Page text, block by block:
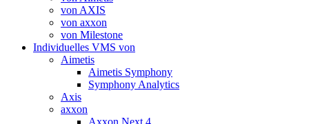
von AXIS
von axxon
von Milestone
Individuelles VMS von
Aimetis
Aimetis Symphony
Symphony Analytics
Axis
axxon
Axxon Next 4